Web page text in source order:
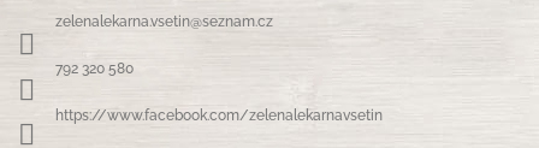
zelenalekarna.vsetin@seznam.cz
792 320 580
https://www.facebook.com/zelenalekarnavsetin